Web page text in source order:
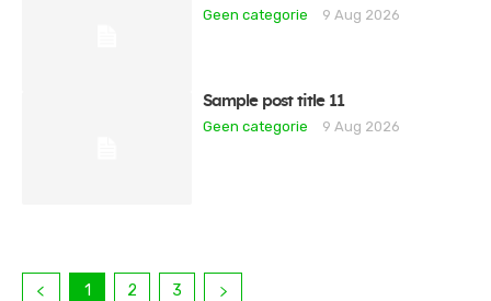
Geen categorie
9 Aug 2026
Sample post title 11
Geen categorie
9 Aug 2026
1 2 3